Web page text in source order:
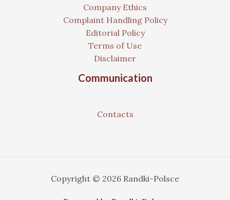
Company Ethics
Complaint Handling Policy
Editorial Policy
Terms of Use
Disclaimer
Communication
Contacts
Copyright © 2026 Randki-Polsce